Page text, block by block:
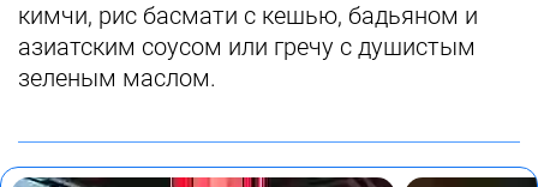
кимчи, рис басмати с кешью, бадьяном и
азиатским соусом или гречу с душистым
зеленым маслом.